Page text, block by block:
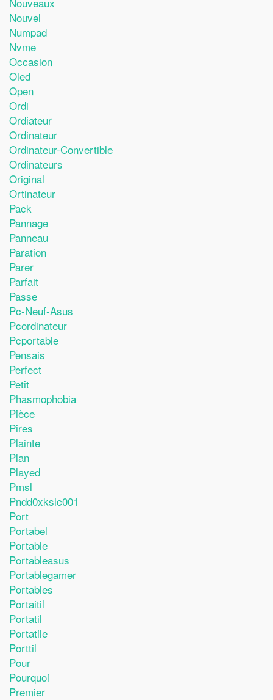
Nouvel
Numpad
Nvme
Occasion
Oled
Open
Ordi
Ordiateur
Ordinateur
Ordinateur-Convertible
Ordinateurs
Original
Ortinateur
Pack
Pannage
Panneau
Paration
Parer
Parfait
Passe
Pc-Neuf-Asus
Pcordinateur
Pcportable
Pensais
Perfect
Petit
Phasmophobia
Pièce
Pires
Plainte
Plan
Played
Pmsl
Pndd0xkslc001
Port
Portabel
Portable
Portableasus
Portablegamer
Portables
Portaitil
Portatil
Portatile
Porttil
Pour
Pourquoi
Premier